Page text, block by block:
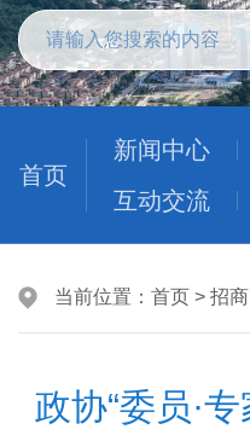
首页
新闻中心
互动交流
当前位置： 首页 > 招
政协“委员·